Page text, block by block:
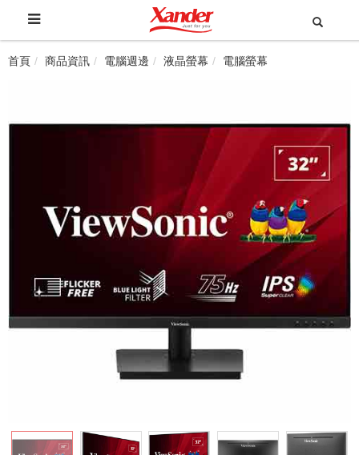
首頁 商品資訊 電腦週邊 液晶螢幕 電腦螢幕